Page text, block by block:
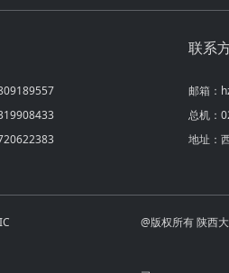
联系
邮箱：
总机：
地址：
@版权所有 陕西